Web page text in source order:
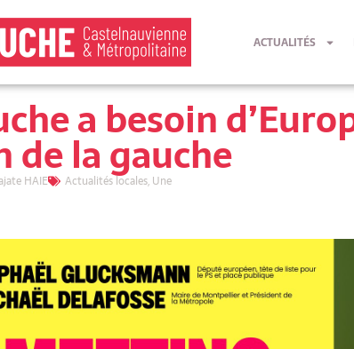
ACTUALITÉS
a besoin
de la gauche
HAIE Actualités locales, Une